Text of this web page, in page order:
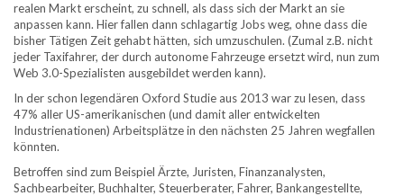
realen Markt erscheint, zu schnell, als dass sich der Markt an sie
anpassen kann. Hier fallen dann schlagartig Jobs weg, ohne dass die
bisher Tätigen Zeit gehabt hätten, sich umzuschulen. (Zumal z.B. nicht
jeder Taxifahrer, der durch autonome Fahrzeuge ersetzt wird, nun zum
Web 3.0-Spezialisten ausgebildet werden kann).
In der schon legendären Oxford Studie aus 2013 war zu lesen, dass
47% aller US-amerikanischen (und damit aller entwickelten
Industrienationen) Arbeitsplätze in den nächsten 25 Jahren wegfallen
könnten.
Betroffen sind zum Beispiel Ärzte, Juristen, Finanzanalysten,
Sachbearbeiter, Buchhalter, Steuerberater, Fahrer, Bankangestellte,